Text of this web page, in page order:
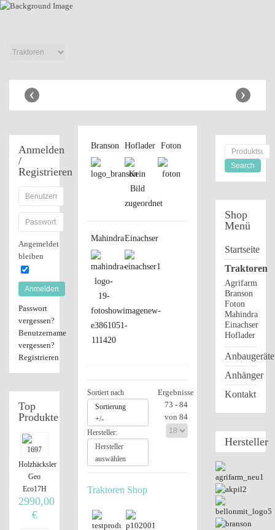
Shop
›
‹
Branson Hoflader Foton
MahindraEinachser
Sortiert nach
Sortierung
+/-
Hersteller:
Hersteller
auswählen
Ergebnisse
73 - 84
von 84
Traktoren Shop
Anmelden
/
Registrieren
Angemeldet
bleiben
Anmelden
Passwort
vergessen?
Benutzername
vergessen?
Registrieren
Top
Produkte
Holzhäcksler
Geo
Eco17H
2990,00
€
Shop
Menü
Startseite
Traktoren
Agrifarm
Branson
Foton
Mahindra
Einachser
Hoflader
Anbaugeräte
Anhänger
Kontakt
Hersteller